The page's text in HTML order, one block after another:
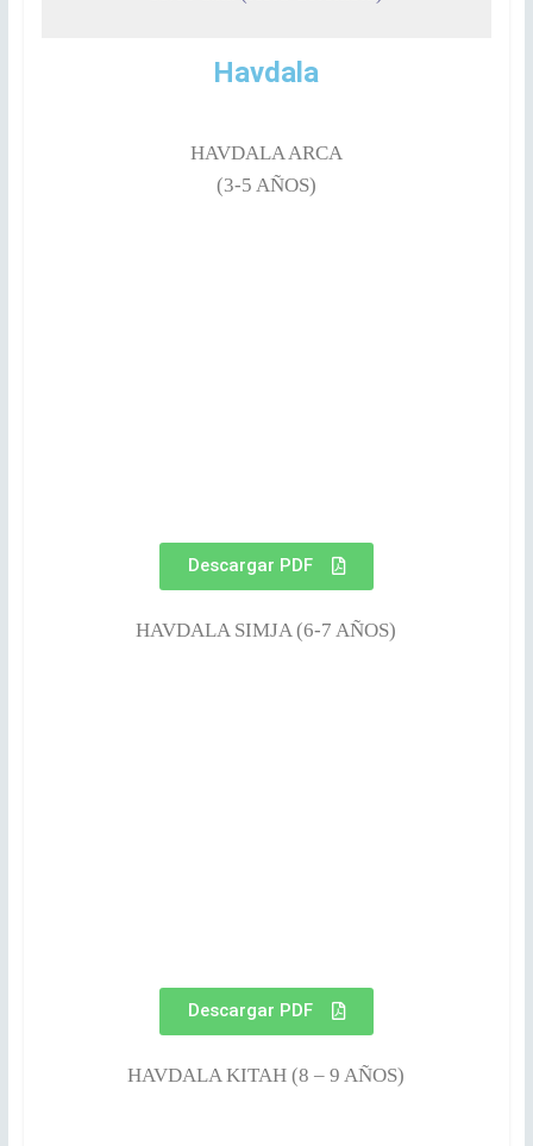
Havdala
HAVDALA ARCA
(3-5 AÑOS)
Descargar PDF
HAVDALA SIMJA (6-7 AÑOS)
Descargar PDF
HAVDALA KITAH (8 – 9 AÑOS)